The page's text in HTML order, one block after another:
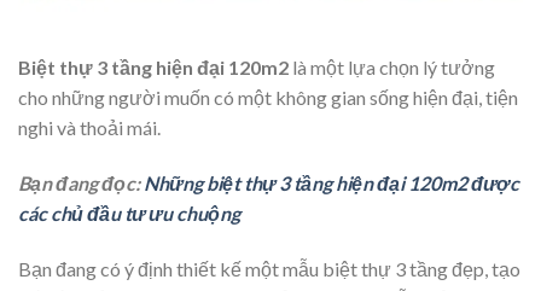
Biệt thự 3 tầng hiện đại 120m2 là một lựa chọn lý tưởng
cho những người muốn có một không gian sống hiện đại, tiện
nghi và thoải mái.
Bạn đang đọc:Những biệt thự 3 tầng hiện đại 120m2 được
các chủ đầu tư ưu chuộng
Bạn đang có ý định thiết kế một mẫu biệt thự 3 tầng đẹp, tạo